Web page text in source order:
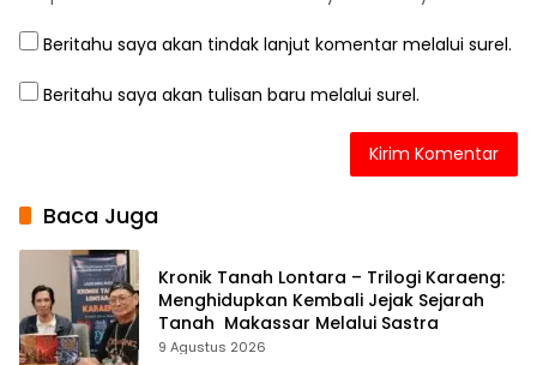
Beritahu saya akan tindak lanjut komentar melalui surel.
Beritahu saya akan tulisan baru melalui surel.
Baca Juga
Kronik Tanah Lontara – Trilogi Karaeng:
Menghidupkan Kembali Jejak Sejarah
Tanah Makassar Melalui Sastra
9 Agustus 2026